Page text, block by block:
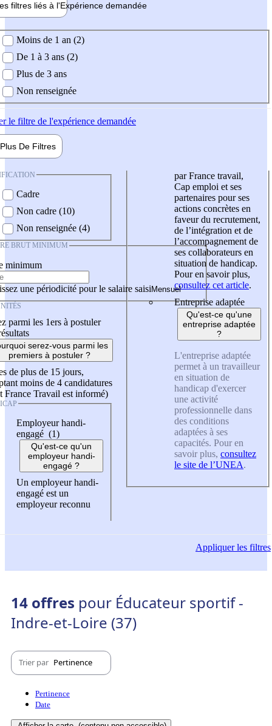
filtres liés à l'Expérience demandée
demandée
Moins de 1 an (2)
De 1 à 3 ans (2)
Plus de 3 ans
Non renseignée
le filtre de l'expérience demandée
Plus De Filtres
Cadre
Non cadre (10)
Non renseignée (4)
BRUT MINIMUM
minimum
une périodicité pour le salaire saisi
parmi les 1ers à postuler
serez-vous parmi les
premiers à postuler ?
de plus de 15 jours,
moins de 4 candidatures
France Travail est informé)
Employeur handi-
engagé (1)
Qu'est-ce qu'un
employeur handi-
engagé ?
Un employeur handi-
engagé est un
employeur reconnu
par France travail,
Cap emploi et ses
partenaires pour ses
actions concrètes en
faveur du recrutement,
de l’intégration et de
l’accompagnement de
ses collaborateurs en
situation de handicap.
Pour en savoir plus,
consultez cet article.
Entreprise adaptée
Qu'est-ce qu'une
entreprise adaptée
?
L'entreprise adaptée
permet à un travailleur
en situation de
handicap d'exercer
une activité
professionnelle dans
des conditions
adaptées à ses
capacités. Pour en
savoir plus, consultez
le site de l’UNEA.
Appliquerles filtres
14 offres pour Éducateur sportif -
Indre-et-Loire (37)
Trier par Pertinence
Pertinence
Date